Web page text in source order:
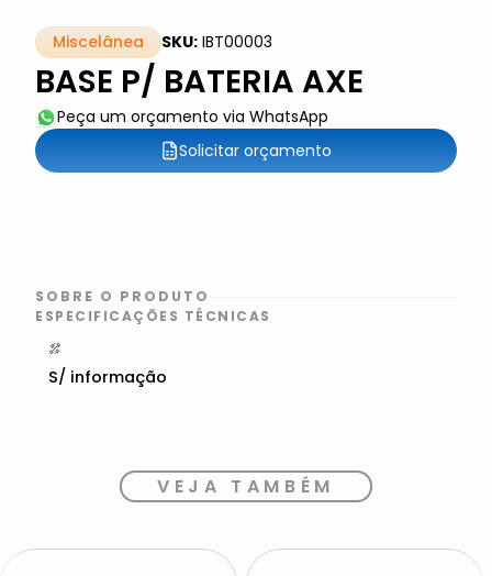
Miscelânea SKU: IBT00003
BASE P/ BATERIA AXE
Peça um orçamento via WhatsApp
Solicitar orçamento
SOBRE O PRODUTO
ESPECIFICAÇÕES TÉCNICAS
S/ informação
VEJA TAMBÉM